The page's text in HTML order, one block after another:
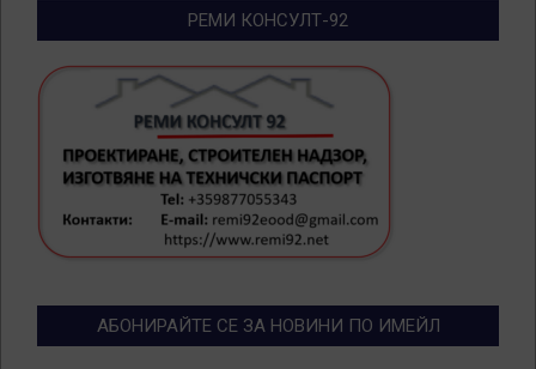
РЕМИ КОНСУЛТ-92
АБОНИРАЙТЕ СЕ ЗА НОВИНИ ПО ИМЕЙЛ